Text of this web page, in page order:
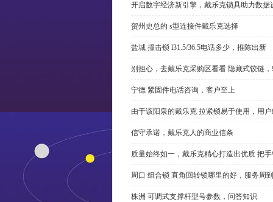
开启数字经济新引擎，戴乐克锁具助力数据
贺州史总的 s型连接件戴乐克选择
盐城 撞击锁 l31.5/36.5电话多少，推陈出新
别担心，去戴乐克采购区看看 隐藏式铰链
宁德 紧固件电话咨询，客户至上
由于该阳泉的戴乐克 拉紧锁易于使用，用
信守承诺，戴乐克人的商业信条
质量始终如一，戴乐克精心打造出优质 把
周口 组合锁 直角回转锁哪里的好，服务周到
株洲 可调式支撑杆型号参数，问答知识